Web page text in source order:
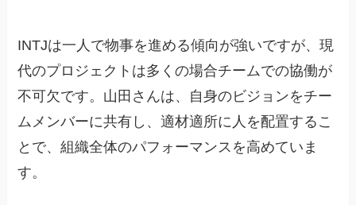
INTJは一人で物事を進める傾向が強いですが、現
代のプロジェクトは多くの場合チームでの協働が
不可欠です。山田さんは、自身のビジョンをチー
ムメンバーに共有し、適材適所に人を配置するこ
とで、組織全体のパフォーマンスを高めていま
す。